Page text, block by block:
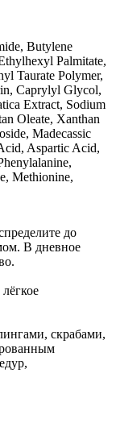
Butylene
Palmitate,
Taurate Polymer,
Caprylyl Glycol,
Extract, Sodium
Oleate, Xanthan
Madecassic
Aspartic Acid,
Methionine,
до
В дневное
скрабами,